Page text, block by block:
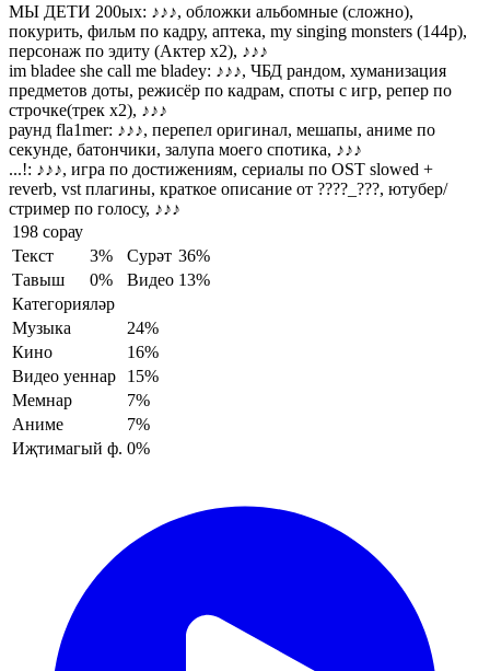
МЫ ДЕТИ 200ых: ♪♪♪, обложки альбомные (сложно),
покурить, фильм по кадру, аптека, my singing monsters (144p),
персонаж по эдиту (Актер х2), ♪♪♪
im bladee she call me bladey: ♪♪♪, ЧБД рандом, хуманизация
предметов доты, режисёр по кадрам, споты с игр, репер по
строчке(трек х2), ♪♪♪
раунд fla1mer: ♪♪♪, перепел оригинал, мешапы, аниме по
секунде, батончики, залупа моего спотика, ♪♪♪
...!: ♪♪♪, игра по достижениям, сериалы по OST slowed +
reverb, vst плагины, краткое описание от ????_???, ютубер/
стример по голосу, ♪♪♪
198 сорау
Текст
3% Сурәт 36%
Тавыш
0% Видео 13%
Категорияләр
Музыка
24%
Кино
16%
Видео уеннар
15%
Мемнар
7%
Аниме
7%
Иҗтимагый ф. 0%